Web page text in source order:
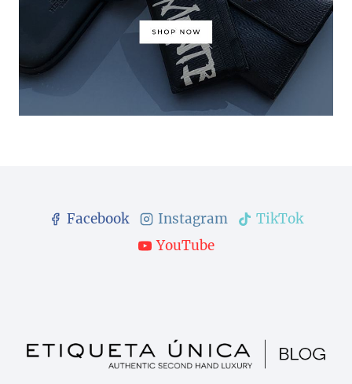
Facebook Instagram
TikTok
YouTube